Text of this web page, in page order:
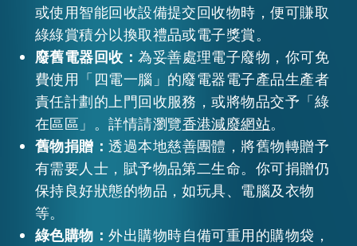
或使用智能回收設備提交回收物時，便可賺取
綠綠賞積分以換取禮品或電子獎賞。
廢舊電器回收：為妥善處理電子廢物，你可免
費使用「四電一腦」的廢電器電子產品生產者
責任計劃的上門回收服務，或將物品交予「綠
在區區」。詳情請瀏覽香港減廢網站。
舊物捐贈：透過本地慈善團體，將舊物轉贈予
有需要人士，賦予物品第二生命。你可捐贈仍
保持良好狀態的物品，如玩具、電腦及衣物
等。
綠色購物：外出購物時自備可重用的購物袋，